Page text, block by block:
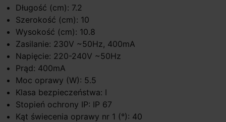
Długość (cm): 7.2
Szerokość (cm): 10
Wysokość (cm): 10.8
Zasilanie: 230V ~50Hz, 400mA
Napięcie: 220-240V ~50Hz
Prąd: 400mA
Moc oprawy (W): 5.5
Klasa bezpieczeństwa: I
Stopień ochrony IP: IP 67
Kąt świecenia oprawy nr 1 (°): 40